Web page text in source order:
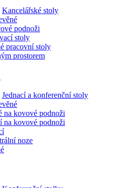
Kancelářské stoly
podnoži
stoly
pracovní stoly
prostorem
Jednací a konferenční stoly
na kovové podnoži
na kovové podnoži
noze